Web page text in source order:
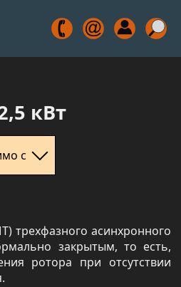
кВт
с
трехфазного асинхронного
закрытым, то есть,
ротора при отсутствии